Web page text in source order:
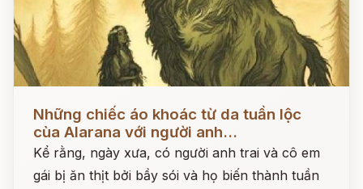
Những chiếc áo khoác từ da tuần lộc
cùa Alarana với người anh...
Kể rằng, ngày xưa, có người anh trai và cô em
gái bị ăn thịt bởi bầy sói và họ biến thành tuần